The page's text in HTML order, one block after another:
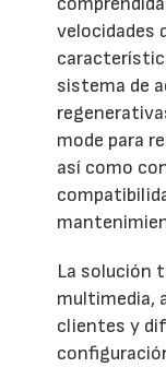
velocidades
sistema de
mode para
así como
La solución
multimedia,
clientes y